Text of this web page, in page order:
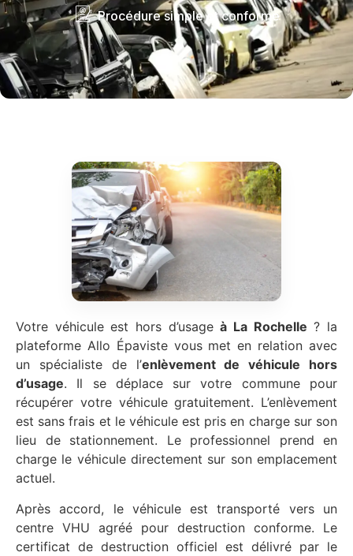
Procédure simple et conforme
Votre véhicule est hors d’usageà La Rochelle ? la
plateforme Allo Épaviste vous met en relation avec
un spécialiste de l’enlèvement de véhicule hors
d’usage. Il se déplace sur votre commune pour
récupérer votre véhicule gratuitement. L’enlèvement
est sans frais et le véhicule est pris en charge sur son
lieu de stationnement. Le professionnel prend en
charge le véhicule directement sur son emplacement
actuel.
Après accord, le véhicule est transporté vers un
centre VHU agréé pour destruction conforme. Le
certificat de destruction officiel est délivré par le